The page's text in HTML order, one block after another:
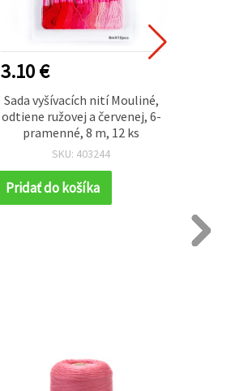
3.10 €
Sada vyšívacích nití Mouliné,
odtiene ružovej a červenej, 6-
pramenné, 8 m, 12 ks
SKU: 403244
Pridať do košíka